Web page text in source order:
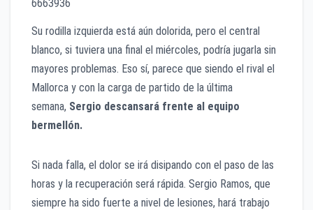
6663936
Su rodilla izquierda está aún dolorida, pero el central
blanco, si tuviera una final el miércoles, podría jugarla sin
mayores problemas. Eso sí, parece que siendo el rival el
Mallorca y con la carga de partido de la última
semana, Sergio descansará frente al equipo
bermellón.
Si nada falla, el dolor se irá disipando con el paso de las
horas y la recuperación será rápida. Sergio Ramos, que
siempre ha sido fuerte a nivel de lesiones, hará trabajo